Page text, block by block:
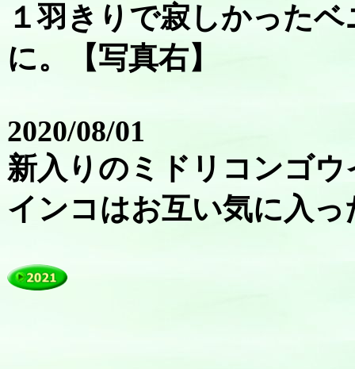
１羽きりで寂しかった
に。【写真右】
2020/08/01
新入りのミドリコンゴ
インコはお互い気に入